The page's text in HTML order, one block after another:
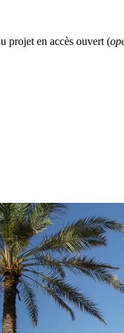
projet en accès ouvert (